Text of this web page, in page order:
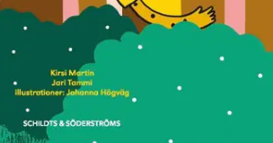
tuotetietoihin?